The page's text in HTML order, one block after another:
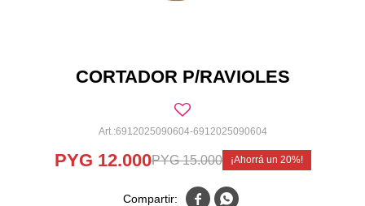
CORTADOR P/RAVIOLES
6912025090604-6912025090604
PYG 12.000PYG 15.000 20
 